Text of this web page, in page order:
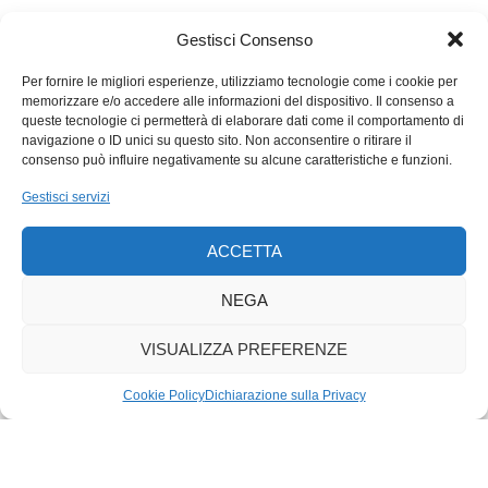
Gestisci Consenso
Per fornire le migliori esperienze, utilizziamo tecnologie come i cookie per
memorizzare e/o accedere alle informazioni del dispositivo. Il consenso a
queste tecnologie ci permetterà di elaborare dati come il comportamento di
navigazione o ID unici su questo sito. Non acconsentire o ritirare il
consenso può influire negativamente su alcune caratteristiche e funzioni.
Gestisci servizi
ACCETTA
NEGA
VISUALIZZA PREFERENZE
Cookie PolicyDichiarazione sulla Privacy
appartenenza al nostro territorio.
Da anni lo ski jumping è praticato anche sull’erba. La stessa
cosa accade con lo skiroll, perfetto sostituto dello sci di fondo.
Perché non provarci anche con lo sci alpino? Chissà che, con
salvare e alimentare ulteriormente un settore fondamentale
dell’economia di molti Paesi. E poi diciamocela tutta. Questa
infradito le imprese degli sciatori. Vuoi mettere, che vita!